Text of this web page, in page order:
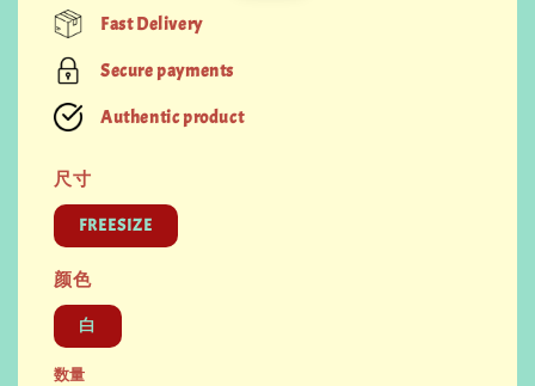
Fast Delivery
Secure payments
Authentic product
尺寸
FREESIZE
颜色
白
数量